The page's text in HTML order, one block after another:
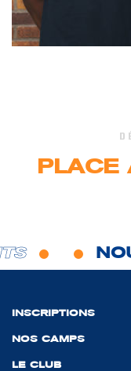
PLACE
INSCRIPTIONS
NOS CAMPS
LE CLUB